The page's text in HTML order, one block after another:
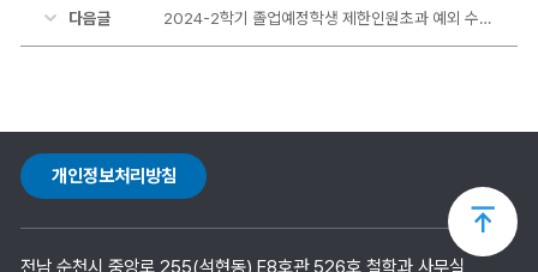
다음글 2024-2학기 졸업예정학생 제한인원초과 예외 수강 관련 안내
개인정보처리방침
전남 순천시 중앙로 255(석현동) E8호관 526호 철학과 사무실
상